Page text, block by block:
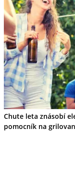
Chute leta znásobí
pomocník na